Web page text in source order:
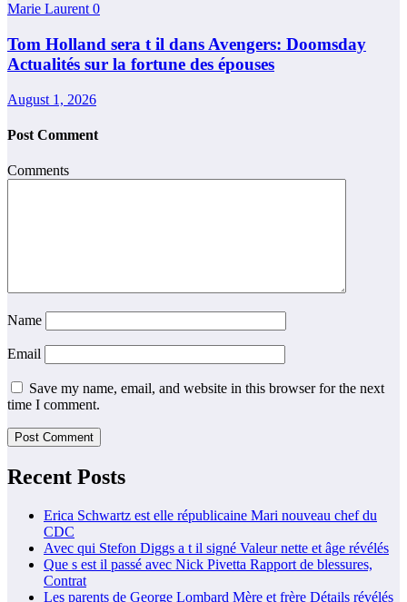
Marie Laurent 0
Tom Holland sera t il dans Avengers: Doomsday
Actualités sur la fortune des épouses
August 1, 2026
Post Comment
Comments
Name
Email
Save my name, email, and website in this browser for the next
time I comment.
Recent Posts
Erica Schwartz est elle républicaine Mari nouveau chef du
CDC
Avec qui Stefon Diggs a t il signé Valeur nette et âge révélés
Que s est il passé avec Nick Pivetta Rapport de blessures,
Contrat
Les parents de George Lombard Mère et frère Détails révélés